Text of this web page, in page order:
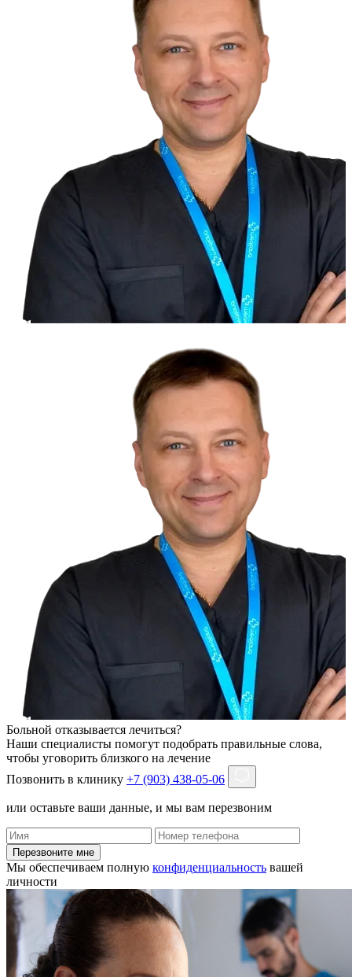
Больной отказывается лечиться?
Наши специалисты помогут подобрать правильные слова,
чтобы уговорить близкого на лечение
Позвонить в клинику +7 (903) 438-05-06
или оставьте ваши данные, и мы вам перезвоним
Перезвоните мне
Мы обеспечиваем полную конфиденциальность вашей
личности